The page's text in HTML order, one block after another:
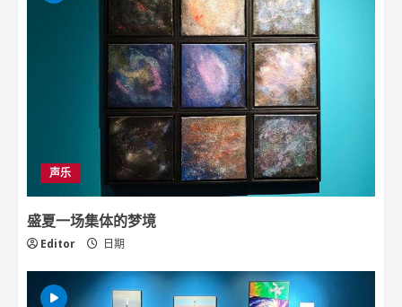
声乐
盛夏一场集体的梦境
Editor 日期